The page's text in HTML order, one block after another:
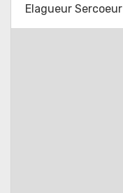
Elagueur Sercoeur